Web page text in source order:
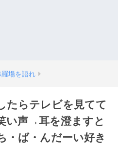
場を語れ
たらテレビを見てて
い声→耳を澄ますと
・ば・んだーい好き